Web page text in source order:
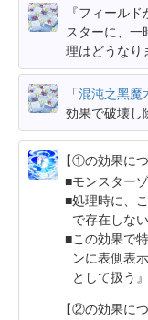
『フィール
スターに、
理はどうなり
「混沌之黑魔
効果で破壊し
【①の効果に
モンスター
処理時に、
で存在しな
この効果で
ンに表側表
として扱う
【②の効果に